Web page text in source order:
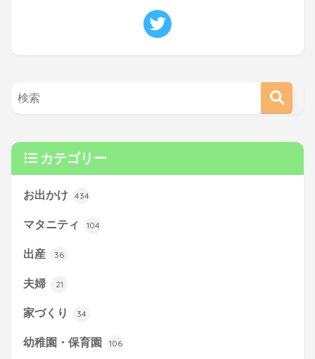
カテゴリー
お出かけ 434
マタニティ 104
出産 36
夫婦 21
家づくり 34
幼稚園・保育園 106